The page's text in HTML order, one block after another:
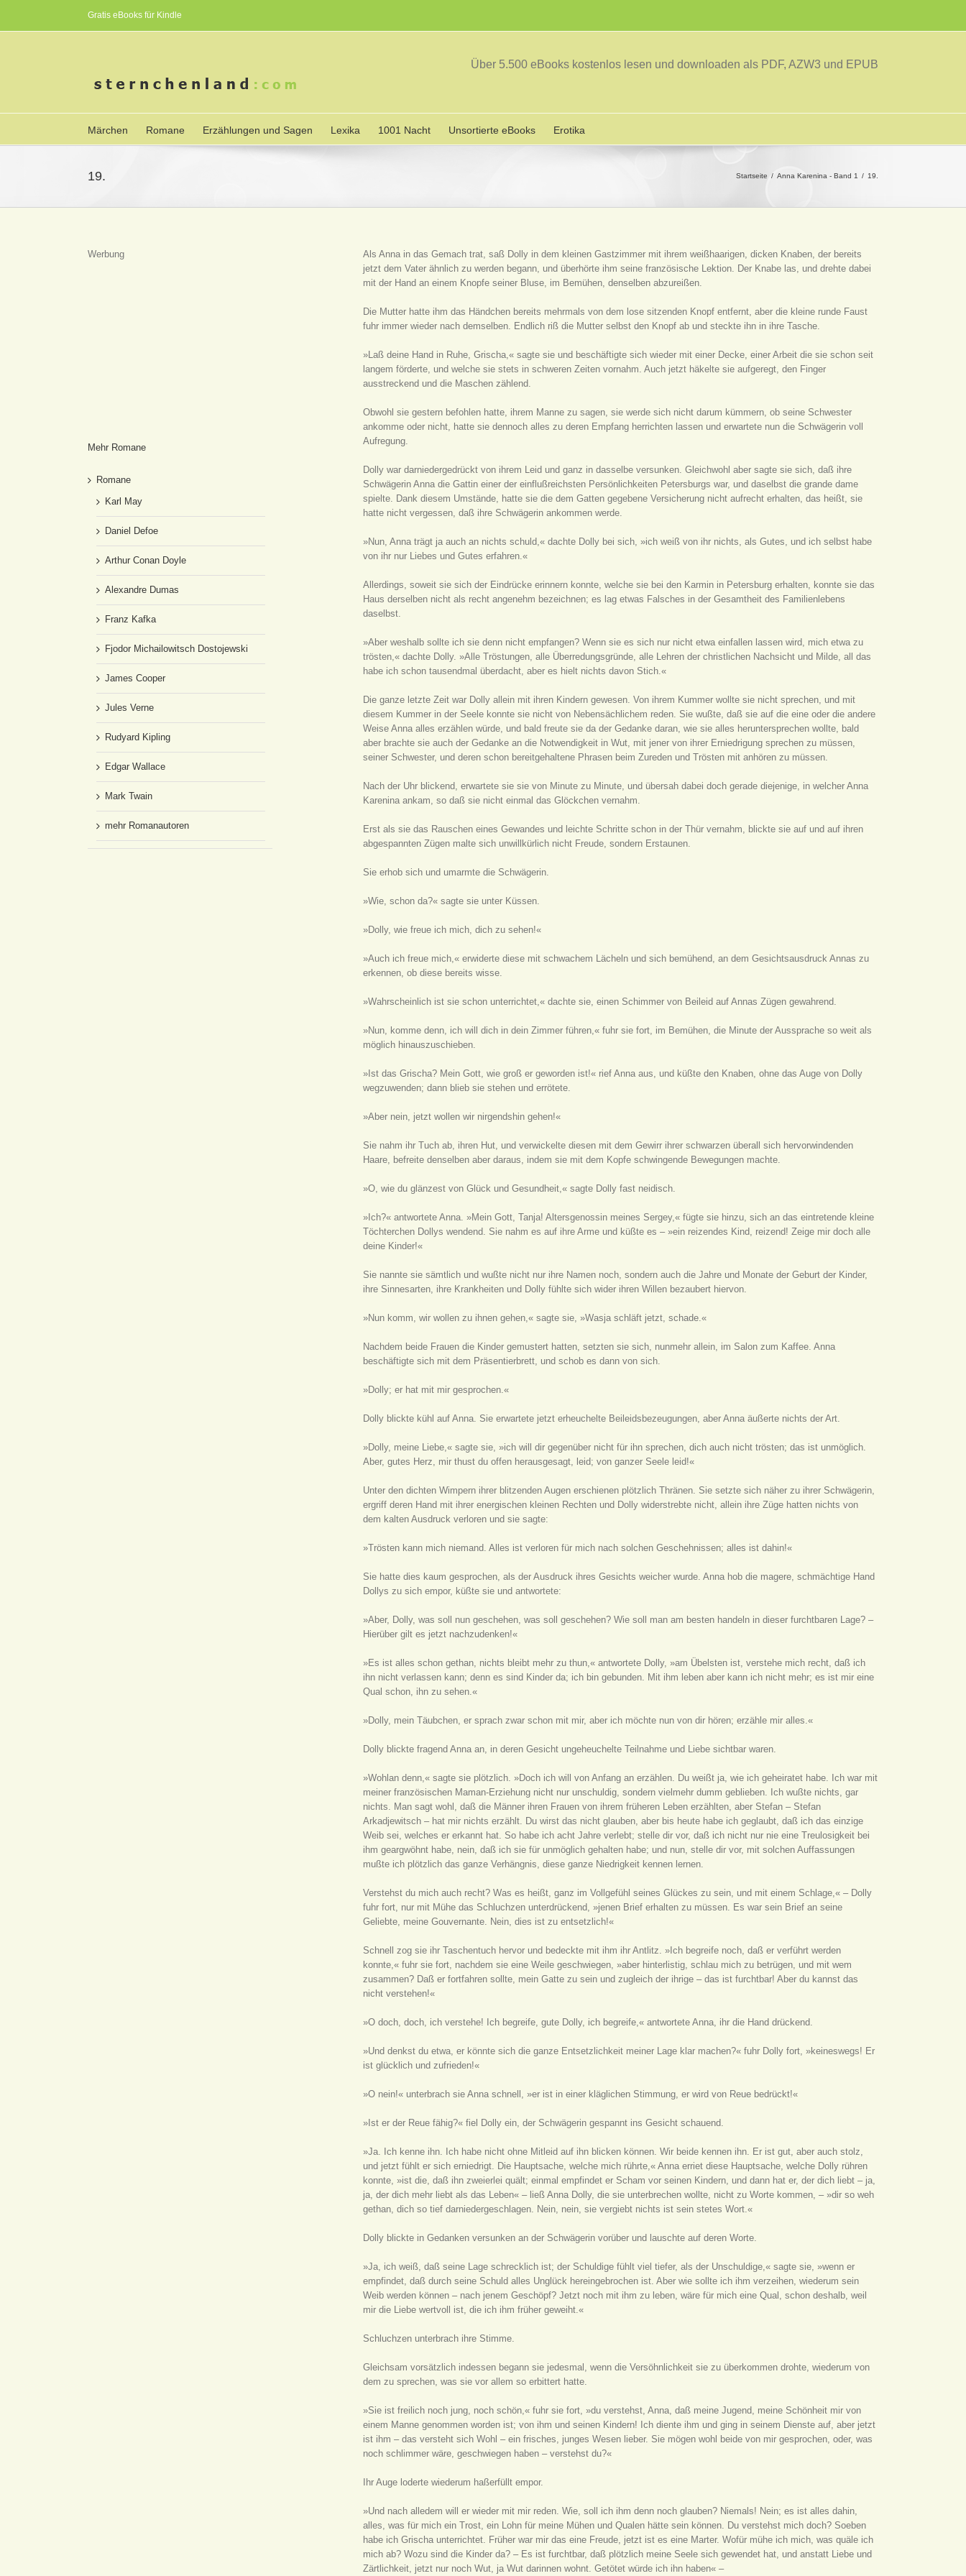
Gratis eBooks für Kindle
Über 5.500 eBooks kostenlos lesen und downloaden als PDF, AZW3 und EPUB
Märchen Romane Erzählungen und Sagen Lexika 1001 Nacht Unsortierte eBooks Erotika
19. Startseite Anna Karenina - Band 1 19.
Als Anna in das Gemach trat, saß Dolly in dem kleinen Gastzimmer mit ihrem weißhaarigen, dicken Knaben, der bereits
jetzt dem Vater ähnlich zu werden begann, und überhörte ihm seine französische Lektion. Der Knabe las, und drehte dabei
mit der Hand an einem Knopfe seiner Bluse, im Bemühen, denselben abzureißen.
Die Mutter hatte ihm das Händchen bereits mehrmals von dem lose sitzenden Knopf entfernt, aber die kleine runde Faust
fuhr immer wieder nach demselben. Endlich riß die Mutter selbst den Knopf ab und steckte ihn in ihre Tasche.
»Laß deine Hand in Ruhe, Grischa,« sagte sie und beschäftigte sich wieder mit einer Decke, einer Arbeit die sie schon seit
langem förderte, und welche sie stets in schweren Zeiten vornahm. Auch jetzt häkelte sie aufgeregt, den Finger
ausstreckend und die Maschen zählend.
Obwohl sie gestern befohlen hatte, ihrem Manne zu sagen, sie werde sich nicht darum kümmern, ob seine Schwester
ankomme oder nicht, hatte sie dennoch alles zu deren Empfang herrichten lassen und erwartete nun die Schwägerin voll
Aufregung.
Dolly war darniedergedrückt von ihrem Leid und ganz in dasselbe versunken. Gleichwohl aber sagte sie sich, daß ihre
Schwägerin Anna die Gattin einer der einflußreichsten Persönlichkeiten Petersburgs war, und daselbst die grande dame
spielte. Dank diesem Umstände, hatte sie die dem Gatten gegebene Versicherung nicht aufrecht erhalten, das heißt, sie
hatte nicht vergessen, daß ihre Schwägerin ankommen werde.
»Nun, Anna trägt ja auch an nichts schuld,« dachte Dolly bei sich, »ich weiß von ihr nichts, als Gutes, und ich selbst habe
von ihr nur Liebes und Gutes erfahren.«
Allerdings, soweit sie sich der Eindrücke erinnern konnte, welche sie bei den Karmin in Petersburg erhalten, konnte sie das
Haus derselben nicht als recht angenehm bezeichnen; es lag etwas Falsches in der Gesamtheit des Familienlebens
daselbst.
»Aber weshalb sollte ich sie denn nicht empfangen? Wenn sie es sich nur nicht etwa einfallen lassen wird, mich etwa zu
trösten,« dachte Dolly. »Alle Tröstungen, alle Überredungsgründe, alle Lehren der christlichen Nachsicht und Milde, all das
habe ich schon tausendmal überdacht, aber es hielt nichts davon Stich.«
Die ganze letzte Zeit war Dolly allein mit ihren Kindern gewesen. Von ihrem Kummer wollte sie nicht sprechen, und mit
diesem Kummer in der Seele konnte sie nicht von Nebensächlichem reden. Sie wußte, daß sie auf die eine oder die andere
Weise Anna alles erzählen würde, und bald freute sie da der Gedanke daran, wie sie alles heruntersprechen wollte, bald
aber brachte sie auch der Gedanke an die Notwendigkeit in Wut, mit jener von ihrer Erniedrigung sprechen zu müssen,
seiner Schwester, und deren schon bereitgehaltene Phrasen beim Zureden und Trösten mit anhören zu müssen.
Nach der Uhr blickend, erwartete sie sie von Minute zu Minute, und übersah dabei doch gerade diejenige, in welcher Anna
Karenina ankam, so daß sie nicht einmal das Glöckchen vernahm.
Erst als sie das Rauschen eines Gewandes und leichte Schritte schon in der Thür vernahm, blickte sie auf und auf ihren
abgespannten Zügen malte sich unwillkürlich nicht Freude, sondern Erstaunen.
Sie erhob sich und umarmte die Schwägerin.
»Wie, schon da?« sagte sie unter Küssen.
»Dolly, wie freue ich mich, dich zu sehen!«
»Auch ich freue mich,« erwiderte diese mit schwachem Lächeln und sich bemühend, an dem Gesichtsausdruck Annas zu
erkennen, ob diese bereits wisse.
»Wahrscheinlich ist sie schon unterrichtet,« dachte sie, einen Schimmer von Beileid auf Annas Zügen gewahrend.
»Nun, komme denn, ich will dich in dein Zimmer führen,« fuhr sie fort, im Bemühen, die Minute der Aussprache so weit als
möglich hinauszuschieben.
»Ist das Grischa? Mein Gott, wie groß er geworden ist!« rief Anna aus, und küßte den Knaben, ohne das Auge von Dolly
wegzuwenden; dann blieb sie stehen und errötete.
»Aber nein, jetzt wollen wir nirgendshin gehen!«
Sie nahm ihr Tuch ab, ihren Hut, und verwickelte diesen mit dem Gewirr ihrer schwarzen überall sich hervorwindenden
Haare, befreite denselben aber daraus, indem sie mit dem Kopfe schwingende Bewegungen machte.
»O, wie du glänzest von Glück und Gesundheit,« sagte Dolly fast neidisch.
»Ich?« antwortete Anna. »Mein Gott, Tanja! Altersgenossin meines Sergey,« fügte sie hinzu, sich an das eintretende kleine
Töchterchen Dollys wendend. Sie nahm es auf ihre Arme und küßte es – »ein reizendes Kind, reizend! Zeige mir doch alle
deine Kinder!«
Sie nannte sie sämtlich und wußte nicht nur ihre Namen noch, sondern auch die Jahre und Monate der Geburt der Kinder,
ihre Sinnesarten, ihre Krankheiten und Dolly fühlte sich wider ihren Willen bezaubert hiervon.
»Nun komm, wir wollen zu ihnen gehen,« sagte sie, »Wasja schläft jetzt, schade.«
Nachdem beide Frauen die Kinder gemustert hatten, setzten sie sich, nunmehr allein, im Salon zum Kaffee. Anna
beschäftigte sich mit dem Präsentierbrett, und schob es dann von sich.
»Dolly; er hat mit mir gesprochen.«
Dolly blickte kühl auf Anna. Sie erwartete jetzt erheuchelte Beileidsbezeugungen, aber Anna äußerte nichts der Art.
»Dolly, meine Liebe,« sagte sie, »ich will dir gegenüber nicht für ihn sprechen, dich auch nicht trösten; das ist unmöglich.
Aber, gutes Herz, mir thust du offen herausgesagt, leid; von ganzer Seele leid!«
Unter den dichten Wimpern ihrer blitzenden Augen erschienen plötzlich Thränen. Sie setzte sich näher zu ihrer Schwägerin,
ergriff deren Hand mit ihrer energischen kleinen Rechten und Dolly widerstrebte nicht, allein ihre Züge hatten nichts von
dem kalten Ausdruck verloren und sie sagte:
»Trösten kann mich niemand. Alles ist verloren für mich nach solchen Geschehnissen; alles ist dahin!«
Sie hatte dies kaum gesprochen, als der Ausdruck ihres Gesichts weicher wurde. Anna hob die magere, schmächtige Hand
Dollys zu sich empor, küßte sie und antwortete:
»Aber, Dolly, was soll nun geschehen, was soll geschehen? Wie soll man am besten handeln in dieser furchtbaren Lage? –
Hierüber gilt es jetzt nachzudenken!«
»Es ist alles schon gethan, nichts bleibt mehr zu thun,« antwortete Dolly, »am Übelsten ist, verstehe mich recht, daß ich
ihn nicht verlassen kann; denn es sind Kinder da; ich bin gebunden. Mit ihm leben aber kann ich nicht mehr; es ist mir eine
Qual schon, ihn zu sehen.«
»Dolly, mein Täubchen, er sprach zwar schon mit mir, aber ich möchte nun von dir hören; erzähle mir alles.«
Dolly blickte fragend Anna an, in deren Gesicht ungeheuchelte Teilnahme und Liebe sichtbar waren.
»Wohlan denn,« sagte sie plötzlich. »Doch ich will von Anfang an erzählen. Du weißt ja, wie ich geheiratet habe. Ich war mit
meiner französischen Maman-Erziehung nicht nur unschuldig, sondern vielmehr dumm geblieben. Ich wußte nichts, gar
nichts. Man sagt wohl, daß die Männer ihren Frauen von ihrem früheren Leben erzählten, aber Stefan – Stefan
Arkadjewitsch – hat mir nichts erzählt. Du wirst das nicht glauben, aber bis heute habe ich geglaubt, daß ich das einzige
Weib sei, welches er erkannt hat. So habe ich acht Jahre verlebt; stelle dir vor, daß ich nicht nur nie eine Treulosigkeit bei
ihm geargwöhnt habe, nein, daß ich sie für unmöglich gehalten habe; und nun, stelle dir vor, mit solchen Auffassungen
mußte ich plötzlich das ganze Verhängnis, diese ganze Niedrigkeit kennen lernen.
Verstehst du mich auch recht? Was es heißt, ganz im Vollgefühl seines Glückes zu sein, und mit einem Schlage,« – Dolly
fuhr fort, nur mit Mühe das Schluchzen unterdrückend, »jenen Brief erhalten zu müssen. Es war sein Brief an seine
Geliebte, meine Gouvernante. Nein, dies ist zu entsetzlich!«
Schnell zog sie ihr Taschentuch hervor und bedeckte mit ihm ihr Antlitz. »Ich begreife noch, daß er verführt werden
konnte,« fuhr sie fort, nachdem sie eine Weile geschwiegen, »aber hinterlistig, schlau mich zu betrügen, und mit wem
zusammen? Daß er fortfahren sollte, mein Gatte zu sein und zugleich der ihrige – das ist furchtbar! Aber du kannst das
nicht verstehen!«
»O doch, doch, ich verstehe! Ich begreife, gute Dolly, ich begreife,« antwortete Anna, ihr die Hand drückend.
»Und denkst du etwa, er könnte sich die ganze Entsetzlichkeit meiner Lage klar machen?« fuhr Dolly fort, »keineswegs! Er
ist glücklich und zufrieden!«
»O nein!« unterbrach sie Anna schnell, »er ist in einer kläglichen Stimmung, er wird von Reue bedrückt!«
»Ist er der Reue fähig?« fiel Dolly ein, der Schwägerin gespannt ins Gesicht schauend.
»Ja. Ich kenne ihn. Ich habe nicht ohne Mitleid auf ihn blicken können. Wir beide kennen ihn. Er ist gut, aber auch stolz,
und jetzt fühlt er sich erniedrigt. Die Hauptsache, welche mich rührte,« Anna erriet diese Hauptsache, welche Dolly rühren
konnte, »ist die, daß ihn zweierlei quält; einmal empfindet er Scham vor seinen Kindern, und dann hat er, der dich liebt – ja,
ja, der dich mehr liebt als das Leben« – ließ Anna Dolly, die sie unterbrechen wollte, nicht zu Worte kommen, – »dir so weh
gethan, dich so tief darniedergeschlagen. Nein, nein, sie vergiebt nichts ist sein stetes Wort.«
Dolly blickte in Gedanken versunken an der Schwägerin vorüber und lauschte auf deren Worte.
»Ja, ich weiß, daß seine Lage schrecklich ist; der Schuldige fühlt viel tiefer, als der Unschuldige,« sagte sie, »wenn er
empfindet, daß durch seine Schuld alles Unglück hereingebrochen ist. Aber wie sollte ich ihm verzeihen, wiederum sein
Weib werden können – nach jenem Geschöpf? Jetzt noch mit ihm zu leben, wäre für mich eine Qual, schon deshalb, weil
mir die Liebe wertvoll ist, die ich ihm früher geweiht.«
Schluchzen unterbrach ihre Stimme.
Gleichsam vorsätzlich indessen begann sie jedesmal, wenn die Versöhnlichkeit sie zu überkommen drohte, wiederum von
dem zu sprechen, was sie vor allem so erbittert hatte.
»Sie ist freilich noch jung, noch schön,« fuhr sie fort, »du verstehst, Anna, daß meine Jugend, meine Schönheit mir von
einem Manne genommen worden ist; von ihm und seinen Kindern! Ich diente ihm und ging in seinem Dienste auf, aber jetzt
ist ihm – das versteht sich Wohl – ein frisches, junges Wesen lieber. Sie mögen wohl beide von mir gesprochen, oder, was
noch schlimmer wäre, geschwiegen haben – verstehst du?«
Ihr Auge loderte wiederum haßerfüllt empor.
»Und nach alledem will er wieder mit mir reden. Wie, soll ich ihm denn noch glauben? Niemals! Nein; es ist alles dahin,
alles, was für mich ein Trost, ein Lohn für meine Mühen und Qualen hätte sein können. Du verstehst mich doch? Soeben
habe ich Grischa unterrichtet. Früher war mir das eine Freude, jetzt ist es eine Marter. Wofür mühe ich mich, was quäle ich
mich ab? Wozu sind die Kinder da? – Es ist furchtbar, daß plötzlich meine Seele sich gewendet hat, und anstatt Liebe und
Zärtlichkeit, jetzt nur noch Wut, ja Wut darinnen wohnt. Getötet würde ich ihn haben« –
Werbung
Mehr Romane
Romane
Karl May
Daniel Defoe
Arthur Conan Doyle
Alexandre Dumas
Franz Kafka
Fjodor Michailowitsch Dostojewski
James Cooper
Jules Verne
Rudyard Kipling
Edgar Wallace
Mark Twain
mehr Romanautoren